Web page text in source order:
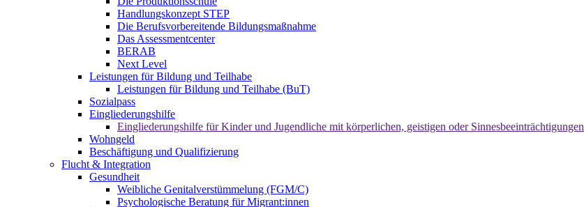
Handlungskonzept STEP
Die Berufsvorbereitende Bildungsmaßnahme
Das Assessmentcenter
BERAB
Next Level
Leistungen für Bildung und Teilhabe
Leistungen für Bildung und Teilhabe (BuT)
Sozialpass
Eingliederungshilfe
Eingliederungshilfe für Kinder und Jugendliche mit körperlichen, geistigen oder Sinnesbeeinträchtigungen
Wohngeld
Beschäftigung und Qualifizierung
Flucht & Integration
Gesundheit
Weibliche Genitalverstümmelung (FGM/C)
Psychologische Beratung für Migrant:innen